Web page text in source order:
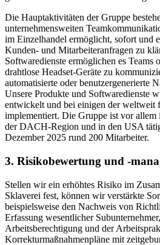
Die Hauptaktivitäten der Gruppe
unternehmensweiten
im Einzelhandel ermöglicht, sofort und
Kunden- und Mitarbeiteranfragen zu
Softwaredienste ermöglichen es Teams
drahtlose Headset-Geräte zu
automatisierte oder benutzergenerierte
Unsere Produkte und Softwaredienste
entwickelt und bei einigen der weltweit
implementiert. Die Gruppe ist vor
der DACH-Region und in den USA
Dezember 2025 rund 200 Mitarbeiter.
3. Risikobewertung und -
Stellen wir ein erhöhtes Risiko im
Sklaverei fest, können wir verstärkte
beispielsweise den Nachweis von
Erfassung wesentlicher
Arbeitsberechtigung und der
Korrekturmaßnahmenpläne mit